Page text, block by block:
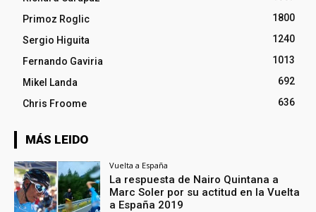
Primoz Roglic
1800
Sergio Higuita
1240
Fernando Gaviria
1013
Mikel Landa
692
Chris Froome
636
MÁS LEIDO
Vuelta a España
La respuesta de Nairo Quintana a
Marc Soler por su actitud en la Vuelta
a España 2019